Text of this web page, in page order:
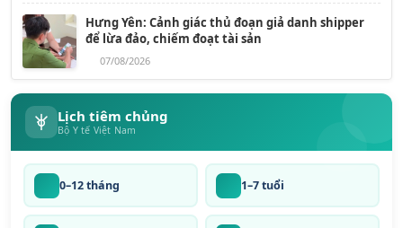
Hưng Yên: Cảnh giác thủ đoạn giả danh shipper
để lừa đảo, chiếm đoạt tài sản
07/08/2026
Lịch tiêm chủng
Bộ Y tế Việt Nam
0–12 tháng 1–7 tuổi